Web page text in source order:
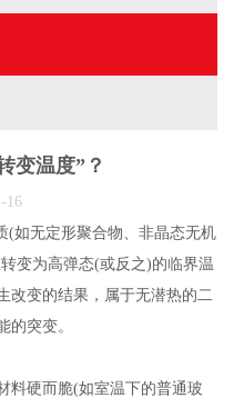
变温度”？
16
无定形聚合物、非晶态无机
变为高弹态(或反之)的临界温
改变的结果，属于无潜热的二
的突变。
硬而脆(如室温下的普通玻